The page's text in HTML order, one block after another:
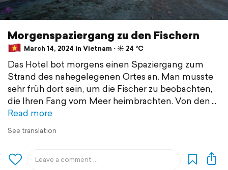
Morgenspaziergang zu den Fischern
March 14, 2024 in Vietnam ⋅ ☀️ 24 °C
Das Hotel bot morgens einen Spaziergang zum
Strand des nahegelegenen Ortes an. Man musste
sehr früh dort sein, um die Fischer zu beobachten,
die Ihren Fang vom Meer heimbrachten. Von den
Read more
See translation